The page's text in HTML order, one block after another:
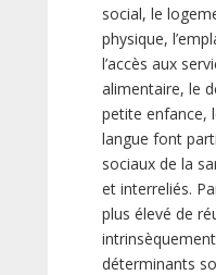
social, le
physique,
l’accès aux
alimentaire, le
petite enfance,
langue font
sociaux de la
et interreliés.
plus élevé de
déterminants